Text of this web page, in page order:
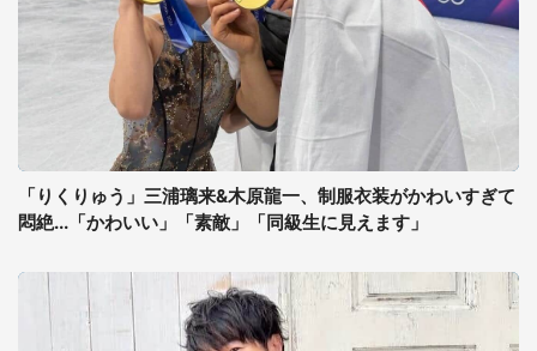
「りくりゅう」三浦璃来&木原龍一、制服衣装がかわいすぎて
悶絶...「かわいい」「素敵」「同級生に見えます」